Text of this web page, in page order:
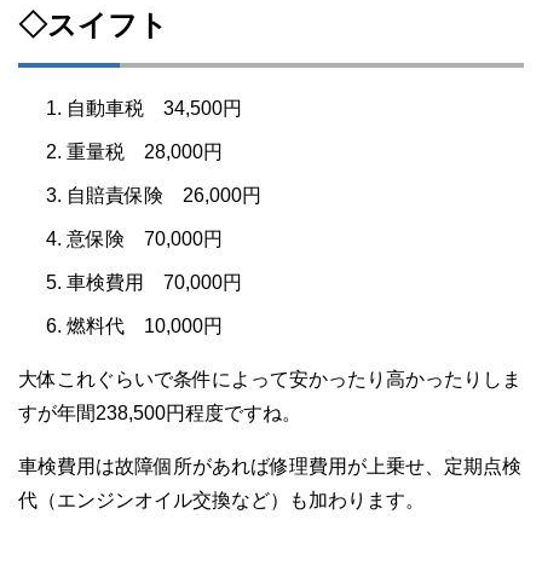
◇スイフト
自動車税 34,500円
重量税 28,000円
自賠責保険 26,000円
意保険 70,000円
車検費用 70,000円
燃料代 10,000円
大体これぐらいで条件によって安かったり高かったりしま
すが年間238,500円程度ですね。
車検費用は故障個所があれば修理費用が上乗せ、定期点検
代（エンジンオイル交換など）も加わります。